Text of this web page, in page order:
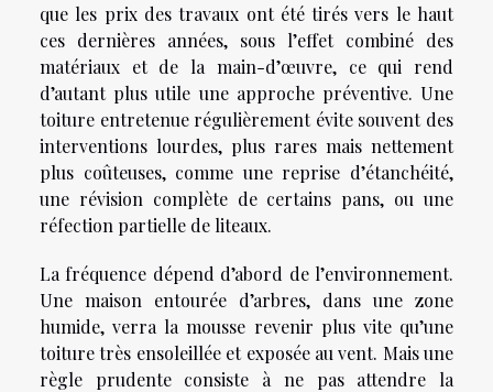
que les prix des travaux ont été tirés vers le haut
ces dernières années, sous l’effet combiné des
matériaux et de la main-d’œuvre, ce qui rend
d’autant plus utile une approche préventive. Une
toiture entretenue régulièrement évite souvent des
interventions lourdes, plus rares mais nettement
plus coûteuses, comme une reprise d’étanchéité,
une révision complète de certains pans, ou une
réfection partielle de liteaux.
La fréquence dépend d’abord de l’environnement.
Une maison entourée d’arbres, dans une zone
humide, verra la mousse revenir plus vite qu’une
toiture très ensoleillée et exposée au vent. Mais une
règle prudente consiste à ne pas attendre la